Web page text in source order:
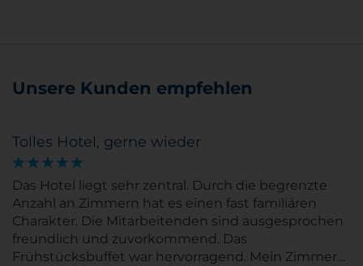
Unsere Kunden empfehlen
Tolles Hotel, gerne wieder
Das Hotel liegt sehr zentral. Durch die begrenzte
Anzahl an Zimmern hat es einen fast familiären
Charakter. Die Mitarbeitenden sind ausgesprochen
freundlich und zuvorkommend. Das
Frühstücksbuffet war hervorragend. Mein Zimmer